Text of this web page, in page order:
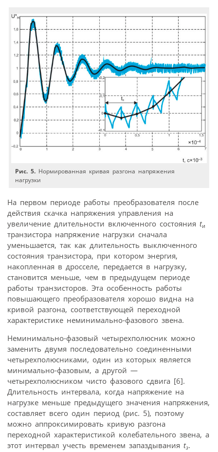
Рис. 5. Нормированная кривая разгона напряжения
нагрузки
На первом периоде работы преобразователя после
действия скачка напряжения управления на
увеличение длительности включенного состояния tи
транзистора напряжение нагрузки сначала
уменьшается, так как длительность выключенного
состояния транзистора, при котором энергия,
накопленная в дросселе, передается в нагрузку,
становится меньше, чем в предыдущем периоде
работы транзисторов. Эта особенность работы
повышающего преобразователя хорошо видна на
кривой разгона, соответствующей переходной
характеристике неминимально-фазового звена.
Неминимально-фазовый четырехполюсник можно
заменить двумя последовательно соединенными
четырехполюсниками, один из которых является
минимально-фазовым, а другой —
четырехполюсником чисто фазового сдвига [6].
Длительность интервала, когда напряжение на
нагрузке меньше предыдущего значения напряжения,
составляет всего один период (рис. 5), поэтому
можно аппроксимировать кривую разгона
переходной характеристикой колебательного звена, а
этот интервал учесть временем запаздывания tз.